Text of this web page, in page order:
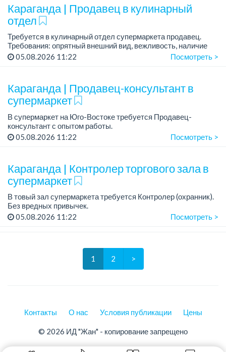
Караганда | Продавец в кулинарный
отдел
Требуется в кулинарный отдел супермаркета продавец.
Требования: опрятный внешний вид, вежливость, наличие
санитарной книжки.
05.08.2026 11:22 Посмотреть >
Караганда | Продавец-консультант в
супермаркет
В супермаркет на Юго-Востоке требуется Продавец-
консультант с опытом работы.
05.08.2026 11:22 Посмотреть >
Караганда | Контролер торгового зала в
супермаркет
В товый зал супермаркета требуется Контролер (охранник).
Без вредных привычек.
График работы: 2/2, сменный.
05.08.2026 11:22 Посмотреть >
1 2 >
Контакты О нас Условия публикации Цены
© 2026 ИД "Жан" - копирование запрещено